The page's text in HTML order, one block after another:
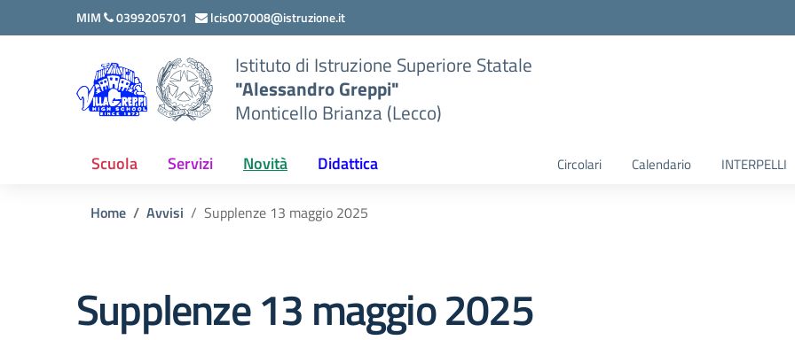
Vai ai contenuti
Vai al menu di navigazione
MIM 0399205701 lcis007008@istruzione.it
Istituto di Istruzione Superiore Statale
"Alessandro Greppi"
Monticello Brianza (Lecco)
Scuola Servizi Novità Didattica Circolari Calendario INTERPELLI
Home Avvisi Supplenze 13 maggio 2025
Supplenze 13 maggio 2025